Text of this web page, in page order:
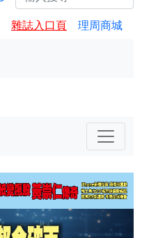
雜誌入口頁 理周商城